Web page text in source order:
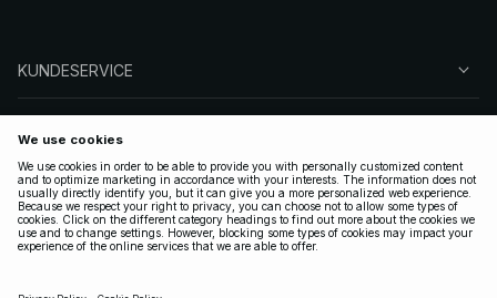
KUNDESERVICE
FØLG OSS
LOVLIG